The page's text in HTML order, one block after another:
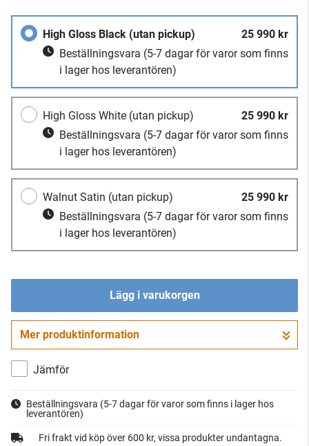
High Gloss Black (utan pickup)
25 990 kr
Beställningsvara (5-7 dagar för varor som finns
i lager hos leverantören)
High Gloss White (utan pickup)
25 990 kr
Beställningsvara (5-7 dagar för varor som finns
i lager hos leverantören)
Walnut Satin (utan pickup)
25 990 kr
Beställningsvara (5-7 dagar för varor som finns
i lager hos leverantören)
Lägg i varukorgen
Gå till kassan
Mer produktinformation
Jämför
Beställningsvara (5-7 dagar för varor som finns i lager hos
leverantören)
Fri frakt vid köp över 600 kr, vissa produkter undantagna.